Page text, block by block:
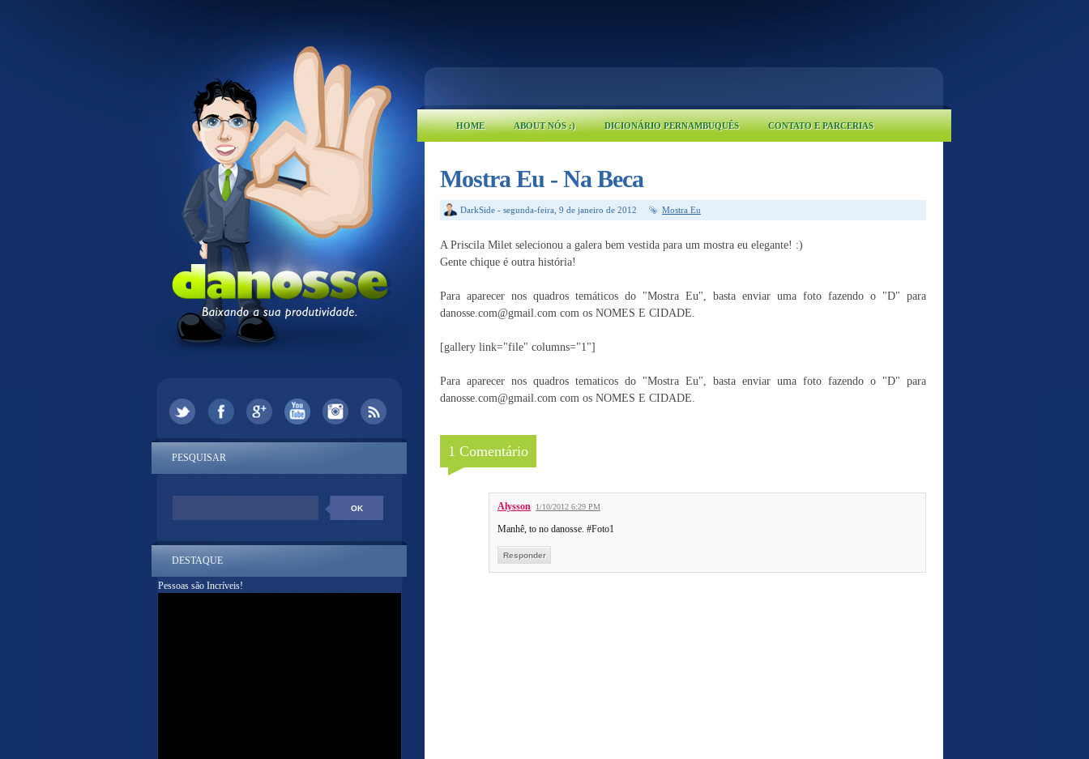
HOME ABOUT NÓS :) DICIONÁRIO PERNAMBUQUÊS CONTATO E PARCERIAS
Mostra Eu - Na Beca
DarkSide - segunda-feira, 9 de janeiro de 2012 Mostra Eu
A Priscila Milet selecionou a galera bem vestida para um mostra eu elegante! :)
Gente chique é outra história!
Para aparecer nos quadros temáticos do "Mostra Eu", basta enviar uma foto fazendo o "D" para
danosse.com@gmail.com com os NOMES E CIDADE.
[gallery link="file" columns="1"]
Para aparecer nos quadros tematicos do "Mostra Eu", basta enviar uma foto fazendo o "D" para
danosse.com@gmail.com com os NOMES E CIDADE.
1 Comentário
Alysson 1/10/2012 6:29 PM
Manhê, to no danosse. #Foto1
Responder
PESQUISAR
DESTAQUE
Pessoas são Incríveis!